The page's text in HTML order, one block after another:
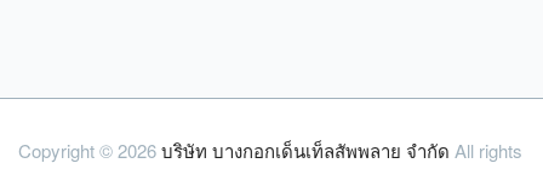
Copyright © 2026บริษัท บางกอกเด็นเท็ลสัพพลาย จำกัด All rights